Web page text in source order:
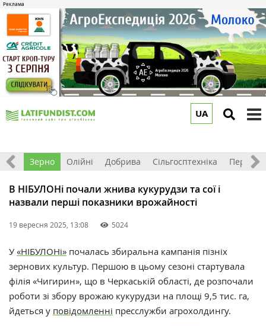
UA
Світ Зерно Олійні Добрива Сільгосптехніка
В НІБУЛОНі почали жнива кукурудзи та сої і
назвали перші показники врожайності
19 вересня 2025, 13:08 5024
У «НІБУЛОНі» почалась збиральна кампанія пізніх
зернових культур. Першою в цьому сезоні стартувала
філія «Чигирин», що в Черкаській області, де розпочали
роботи зі збору врожаю кукурудзи на площі 9,5 тис. га,
йдеться у повідомленні пресслужби агрохолдингу.